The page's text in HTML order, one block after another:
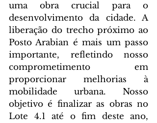
uma obra crucial para o
desenvolvimento da cidade. A
liberação do trecho próximo ao
Posto Arabian é mais um passo
importante, refletindo nosso
comprometimento em
proporcionar melhorias à
mobilidade urbana. Nosso
objetivo é finalizar as obras no
Lote 4.1 até o fim deste ano,